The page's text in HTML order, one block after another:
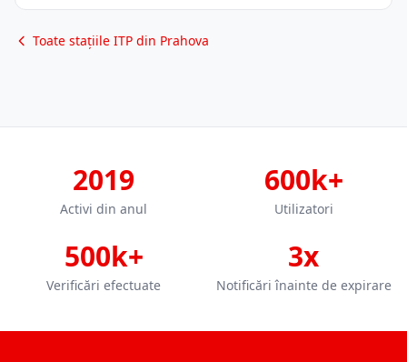
Toate stațiile ITP din Prahova
2019
Activi din anul
600k+
Utilizatori
500k+
Verificări efectuate
3x
Notificări înainte de expirare